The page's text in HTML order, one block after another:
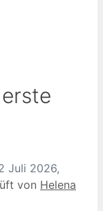
Juli 2026,
von Helena